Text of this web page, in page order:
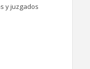
y juzgados